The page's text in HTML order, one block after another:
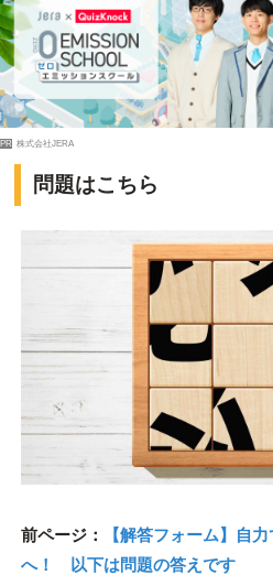
PR 株式会社JERA
問題はこちら
前ページ：
【解答フォーム】自
へ！ 以下は問題の答えです